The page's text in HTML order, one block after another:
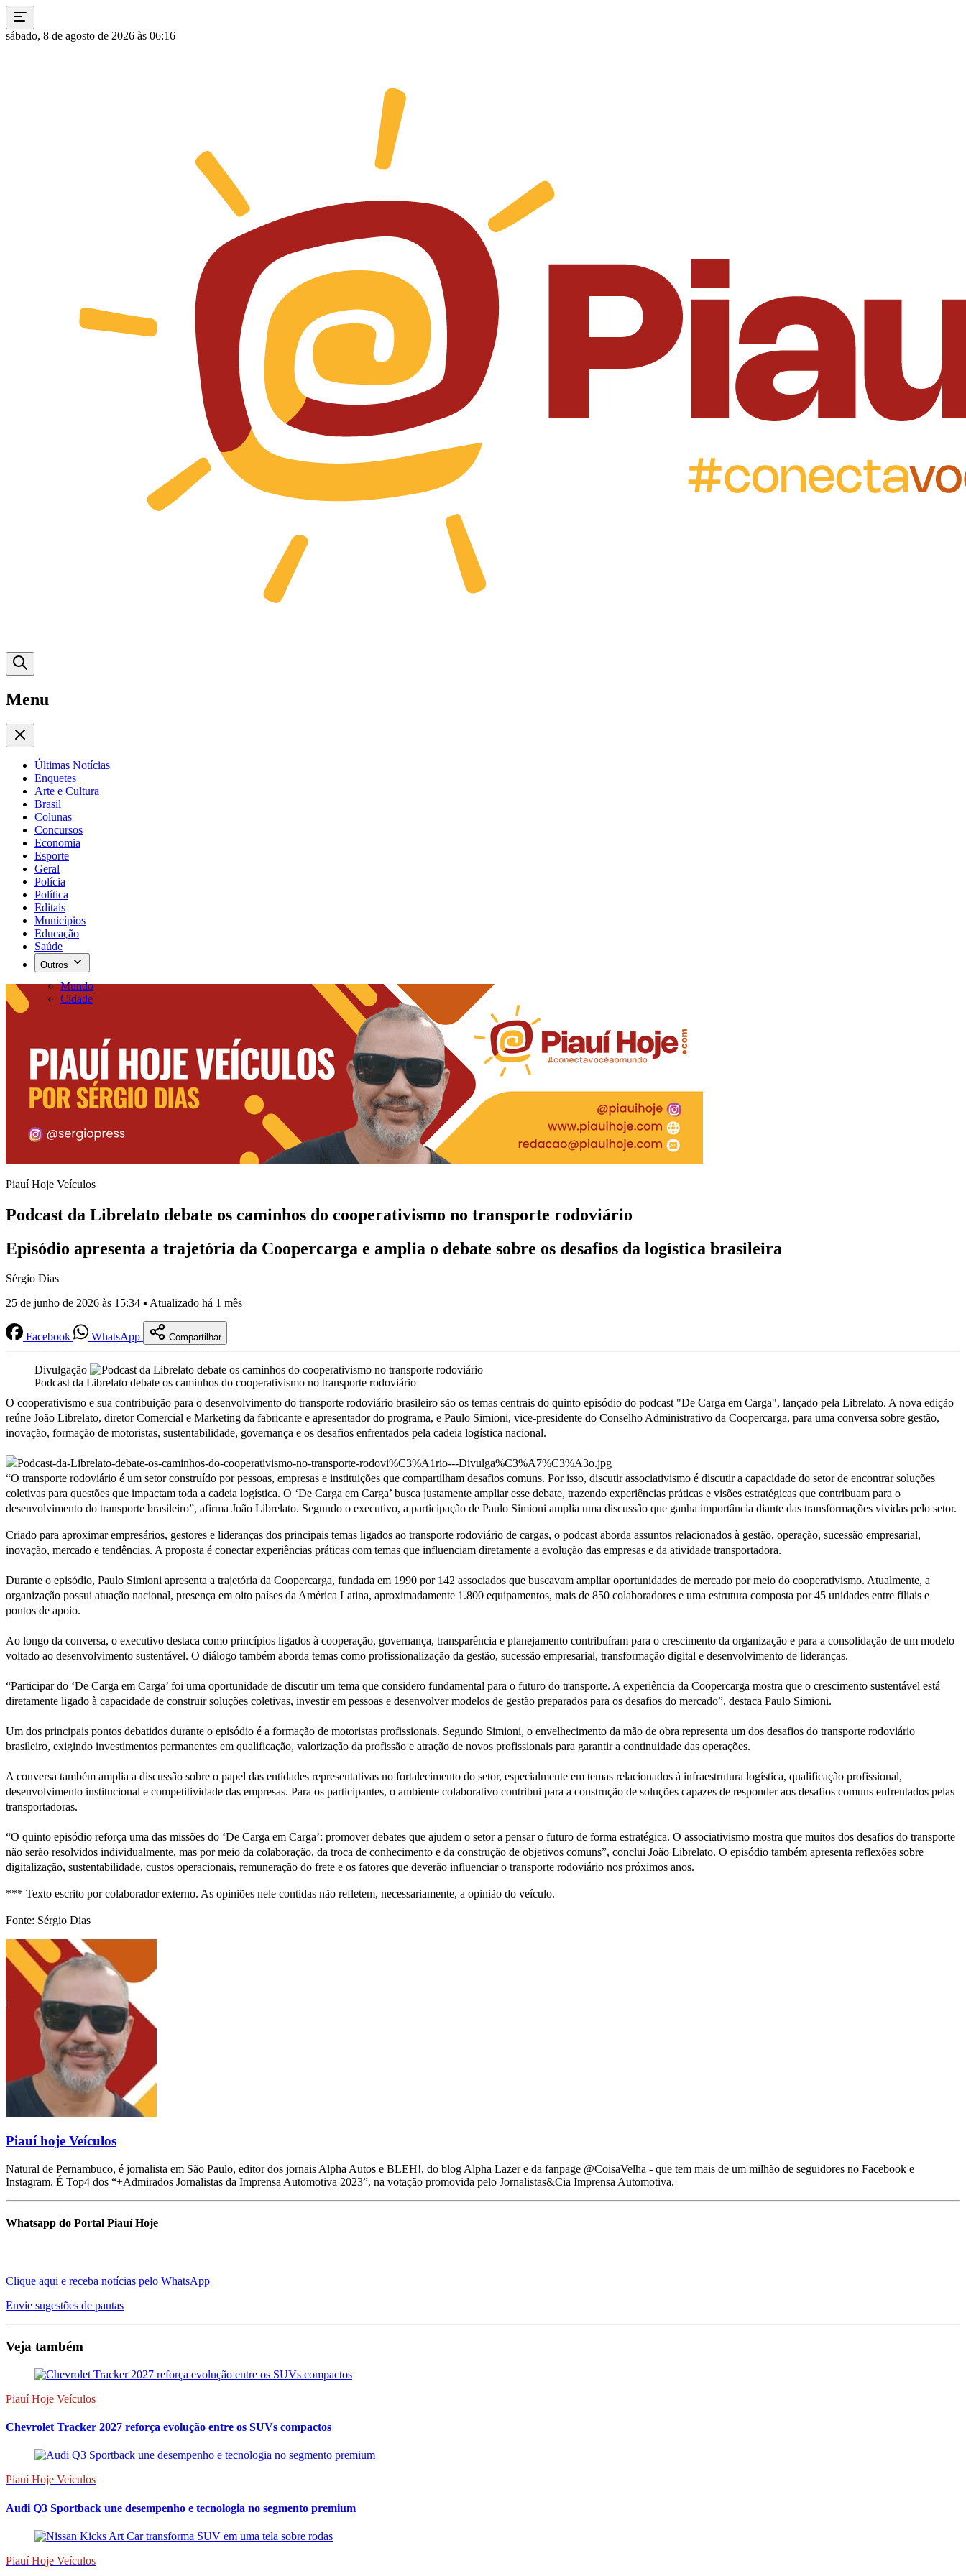
sábado, 8 de agosto de 2026 às 06:16
Menu
Últimas Notícias
Enquetes
Arte e Cultura
Brasil
Colunas
Concursos
Economia
Esporte
Geral
Polícia
Política
Editais
Municípios
Educação
Saúde
Outros
Mundo
Cidade
Piauí Hoje Veículos
Podcast da Librelato debate os caminhos do cooperativismo no transporte rodoviário
Episódio apresenta a trajetória da Coopercarga e amplia o debate sobre os desafios da logística brasileira
Sérgio Dias
25 de junho de 2026 às 15:34 ▪ Atualizado há 1 mês
Facebook WhatsApp Compartilhar
Divulgação
Podcast da Librelato debate os caminhos do cooperativismo no transporte rodoviário
O cooperativismo e sua contribuição para o desenvolvimento do transporte rodoviário brasileiro são os temas centrais do quinto episódio do podcast "De Carga em Carga", lançado pela Librelato. A nova edição
reúne João Librelato, diretor Comercial e Marketing da fabricante e apresentador do programa, e Paulo Simioni, vice-presidente do Conselho Administrativo da Coopercarga, para uma conversa sobre gestão,
inovação, formação de motoristas, sustentabilidade, governança e os desafios enfrentados pela cadeia logística nacional.
“O transporte rodoviário é um setor construído por pessoas, empresas e instituições que compartilham desafios comuns. Por isso, discutir associativismo é discutir a capacidade do setor de encontrar soluções
coletivas para questões que impactam toda a cadeia logística. O ‘De Carga em Carga’ busca justamente ampliar esse debate, trazendo experiências práticas e visões estratégicas que contribuam para o
desenvolvimento do transporte brasileiro”, afirma João Librelato. Segundo o executivo, a participação de Paulo Simioni amplia uma discussão que ganha importância diante das transformações vividas pelo setor.
Criado para aproximar empresários, gestores e lideranças dos principais temas ligados ao transporte rodoviário de cargas, o podcast aborda assuntos relacionados à gestão, operação, sucessão empresarial,
inovação, mercado e tendências. A proposta é conectar experiências práticas com temas que influenciam diretamente a evolução das empresas e da atividade transportadora.
Durante o episódio, Paulo Simioni apresenta a trajetória da Coopercarga, fundada em 1990 por 142 associados que buscavam ampliar oportunidades de mercado por meio do cooperativismo. Atualmente, a
organização possui atuação nacional, presença em oito países da América Latina, aproximadamente 1.800 equipamentos, mais de 850 colaboradores e uma estrutura composta por 45 unidades entre filiais e
pontos de apoio.
Ao longo da conversa, o executivo destaca como princípios ligados à cooperação, governança, transparência e planejamento contribuíram para o crescimento da organização e para a consolidação de um modelo
voltado ao desenvolvimento sustentável. O diálogo também aborda temas como profissionalização da gestão, sucessão empresarial, transformação digital e desenvolvimento de lideranças.
“Participar do ‘De Carga em Carga’ foi uma oportunidade de discutir um tema que considero fundamental para o futuro do transporte. A experiência da Coopercarga mostra que o crescimento sustentável está
diretamente ligado à capacidade de construir soluções coletivas, investir em pessoas e desenvolver modelos de gestão preparados para os desafios do mercado”, destaca Paulo Simioni.
Um dos principais pontos debatidos durante o episódio é a formação de motoristas profissionais. Segundo Simioni, o envelhecimento da mão de obra representa um dos desafios do transporte rodoviário
brasileiro, exigindo investimentos permanentes em qualificação, valorização da profissão e atração de novos profissionais para garantir a continuidade das operações.
A conversa também amplia a discussão sobre o papel das entidades representativas no fortalecimento do setor, especialmente em temas relacionados à infraestrutura logística, qualificação profissional,
desenvolvimento institucional e competitividade das empresas. Para os participantes, o ambiente colaborativo contribui para a construção de soluções capazes de responder aos desafios comuns enfrentados pelas
transportadoras.
“O quinto episódio reforça uma das missões do ‘De Carga em Carga’: promover debates que ajudem o setor a pensar o futuro de forma estratégica. O associativismo mostra que muitos dos desafios do transporte
não serão resolvidos individualmente, mas por meio da colaboração, da troca de conhecimento e da construção de objetivos comuns”, conclui João Librelato. O episódio também apresenta reflexões sobre
digitalização, sustentabilidade, custos operacionais, remuneração do frete e os fatores que deverão influenciar o transporte rodoviário nos próximos anos.
*** Texto escrito por colaborador externo. As opiniões nele contidas não refletem, necessariamente, a opinião do veículo.
Fonte: Sérgio Dias
Piauí hoje Veículos
Natural de Pernambuco, é jornalista em São Paulo, editor dos jornais Alpha Autos e BLEH!, do blog Alpha Lazer e da fanpage @CoisaVelha - que tem mais de um milhão de seguidores no Facebook e
Instagram. É Top4 dos “+Admirados Jornalistas da Imprensa Automotiva 2023”, na votação promovida pelo Jornalistas&Cia Imprensa Automotiva.
Whatsapp do Portal Piauí Hoje
Clique aqui e receba notícias pelo WhatsApp
Envie sugestões de pautas
Veja também
Piauí Hoje Veículos
Chevrolet Tracker 2027 reforça evolução entre os SUVs compactos
Piauí Hoje Veículos
Audi Q3 Sportback une desempenho e tecnologia no segmento premium
Piauí Hoje Veículos